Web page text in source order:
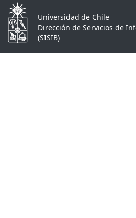
Universidad de Chile
Dirección de Servicios de
(SISIB)